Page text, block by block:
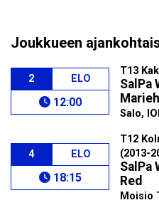
Joukkueen
2 ELO
12:00
T13
SalPa
Salo,
4 ELO
18:15
T12
(2013-
SalPa
Red
Moisio